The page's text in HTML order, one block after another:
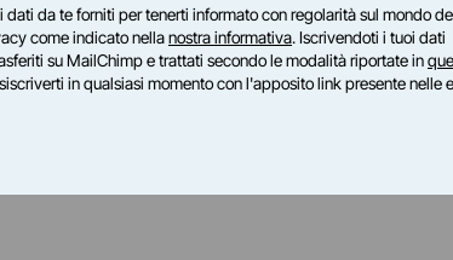
dati da te forniti per tenerti informato con regolarità sul mondo
come indicato nellanostra informativa. Iscrivendoti i tuoi dati
su MailChimp e trattati secondo le modalità riportate in
in qualsiasi momento con l'apposito link presente nelle